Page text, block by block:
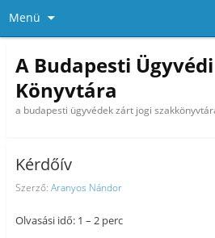
Menü
A Budapesti
Könyvtára
a budapesti ügyvédek zárt jogi
Kérdőív
Szerző: Aranyos Nándor
Olvasási idő: 1 – 2 perc